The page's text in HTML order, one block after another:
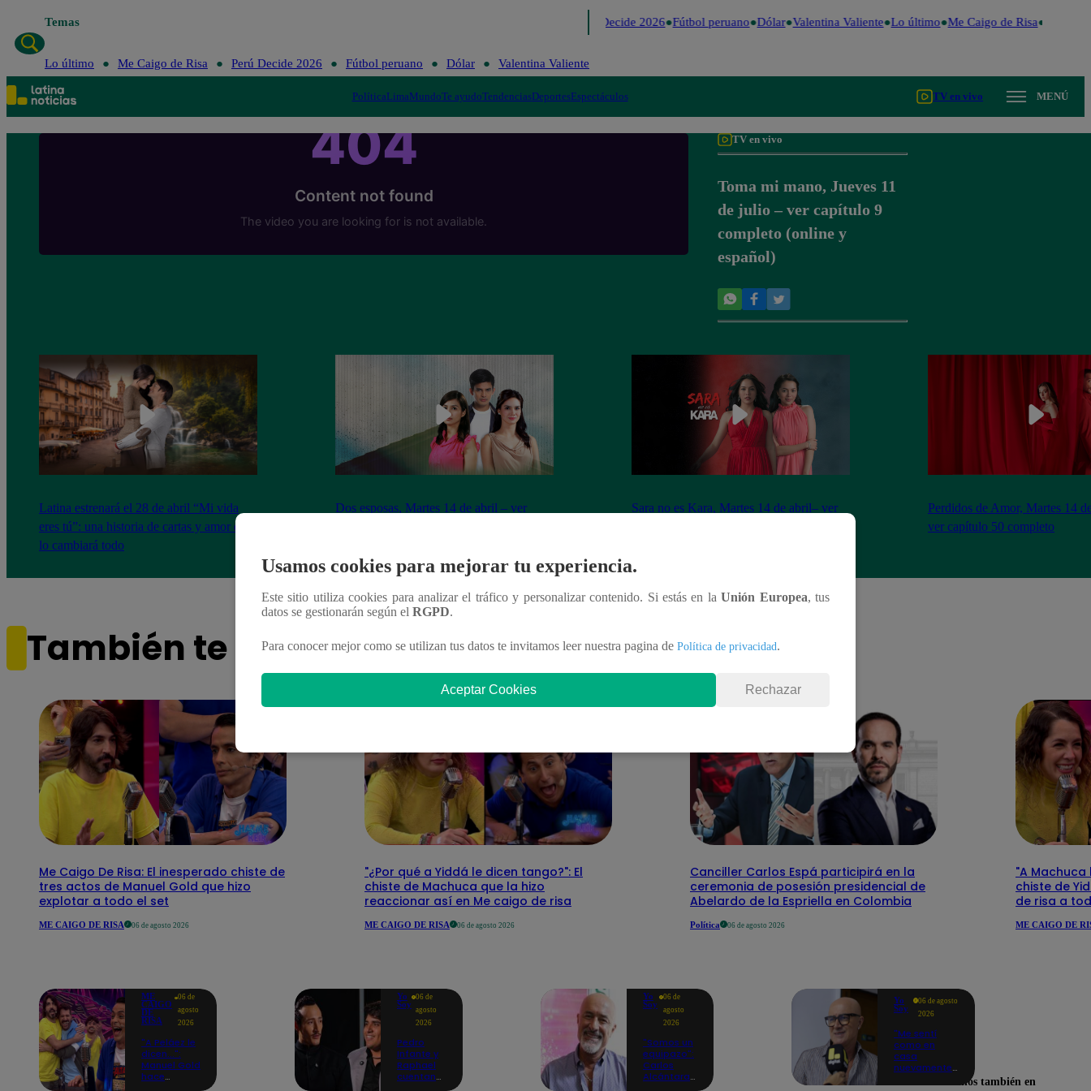
Temas Perú Decide 2026 Fútbol peruano Dólar Valentina Valiente Lo último Me Caigo de Risa Perú
Lo último Me Caigo de Risa Perú Decide 2026 Fútbol peruano Dólar Valentina Valiente
PolíticaLimaMundoTe ayudoTendenciasDeportesEspectáculos TV en vivo MENÚ
TV en vivo
Toma mi mano, Jueves 11
de julio – ver capítulo 9
completo (online y
español)
Latina estrenará el 28 de abril “Mi vida
eres tú”: una historia de cartas y amor que
lo cambiará todo
Dos esposas, Martes 14 de abril – ver
Sara no es Kara, Martes 14 de abril– ver
Perdidos de Amor, Martes 14
ver capítulo 50 completo
También te puede interesar
Me Caigo De Risa: El inesperado chiste de
tres actos de Manuel Gold que hizo
explotar a todo el set
ME CAIGO DE RISA 06 de agosto 2026
"¿Por qué a Yiddá le dicen tango?": El
chiste de Machuca que la hizo
reaccionar así en Me caigo de risa
ME CAIGO DE RISA 06 de agosto 2026
Canciller Carlos Espá participirá en la
ceremonia de posesión presidencial de
Abelardo de la Espriella en Colombia
Política 06 de agosto 2026
"A Machuca
chiste de
de risa a
ME CAIGO DE
ME
CAIGO
DE
RISA
06 de
agosto
2026
"A Peláez le
dicen...":
Manuel Gold
hace
Yo
Soy
06 de
agosto
2026
Pedro
Infante y
Raphael
cuentan
Yo
Soy
06 de
agosto
2026
"Somos un
equipazo":
Carlos
Alcántara
Yo
Soy
06 de agosto
2026
"Me sentí
como en
casa
nuevamente":
Usamos cookies para mejorar tu experiencia.
Este sitio utiliza cookies para analizar el tráfico y personalizar contenido. Si estás en laUnión Europea, tus
datos se gestionarán según el RGPD.
Para conocer mejor como se utilizan tus datos te invitamos leer nuestra pagina de Política de privacidad.
Aceptar Cookies Rechazar
Encuéntranos también en